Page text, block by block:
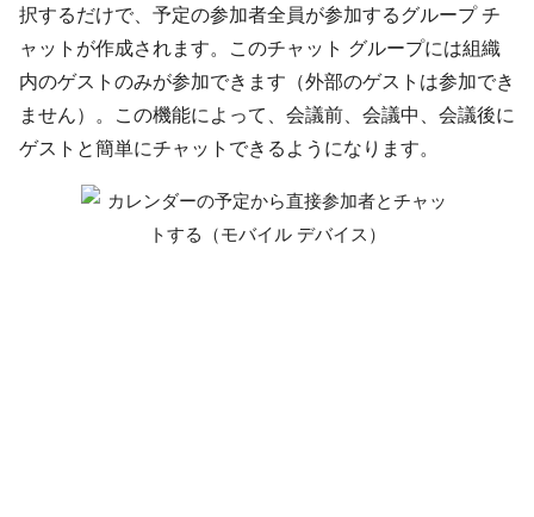
択するだけで、予定の参加者全員が参加するグループ チ
ャットが作成されます。このチャット グループには組織
内のゲストのみが参加できます（外部のゲストは参加でき
ません）。この機能によって、会議前、会議中、会議後に
ゲストと簡単にチャットできるようになります。